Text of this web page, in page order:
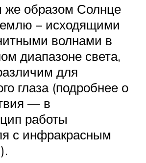
же образом Солнце
– исходящими
волнами в
диапазоне света,
для
глаза (подробнее о
— в
работы
с инфракрасным